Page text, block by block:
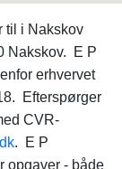
til i Nakskov
Nakskov. E P
erhvervet
Efterspørger
CVR-
. E P
opgaver - både